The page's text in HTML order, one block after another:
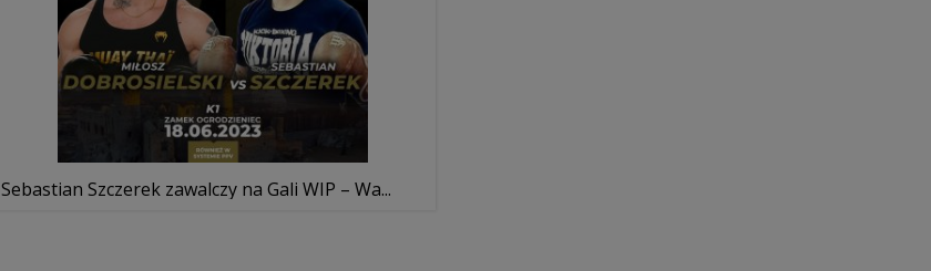
Sebastian Szczerek zawalczy na Gali WIP – Wa...